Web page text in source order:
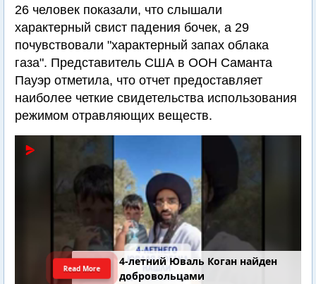
26 человек показали, что слышали
характерный свист падения бочек, а 29
почувствовали "характерный запах облака
газа". Представитель США в ООН Саманта
Пауэр отметила, что отчет предоставляет
наиболее четкие свидетельства использования
режимом отравляющих веществ.
4-летний Юваль Коган найден
добровольцами
Read More